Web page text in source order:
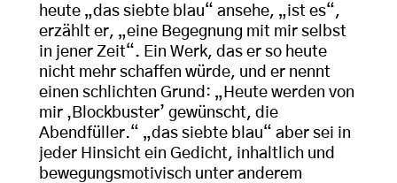
heute „das siebte blau“ ansehe, „ist es“,
erzählt er, „eine Begegnung mit mir selbst
in jener Zeit“. Ein Werk, das er so heute
nicht mehr schaffen würde, und er nennt
einen schlichten Grund: „Heute werden von
mir ‚Blockbuster’ gewünscht, die
Abendfüller.“ „das siebte blau“ aber sei in
jeder Hinsicht ein Gedicht, inhaltlich und
bewegungsmotivisch unter anderem